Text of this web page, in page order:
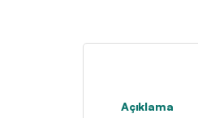
Açıklama